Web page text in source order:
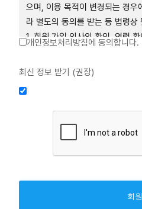
제1조 (목적)
본 약관은 코스모스팜 소프트웨
을 통하여 제공하는 "사이드톡"
간의 권리와 의무, 책임사항 및 이
제2조 (용어의 정의)
① 본 약관에서 사용하는 용어의
1. 서비스: 회사가 본 약관에 따
으며, 이용 목적이 변경되는 경
라 별도의 동의를 받는 등 법령상
1. 회원 가입 의사의 확인, 연령
2. 약관 위반 행위 등을 포함하여
항 전달, 분쟁조정을 위한 기록
비스 운영
3. 서비스 이용기록과 접속 빈도
비스 분석 및 통계에 따른 맞춤
4. 콘텐츠 등 기존 서비스 제공(
제공 등 신규 서비스 요소의 발굴
개인정보처리방침에 동의합니다.
최신 정보 받기 (권장)